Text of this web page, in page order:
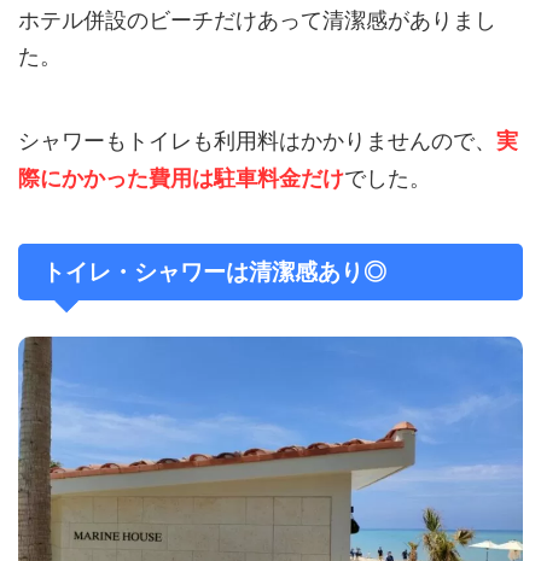
ホテル併設のビーチだけあって清潔感がありまし
た。
シャワーもトイレも利用料はかかりませんので、 実
際にかかった費用は駐車料金だけでした。
トイレ・シャワーは清潔感あり◎